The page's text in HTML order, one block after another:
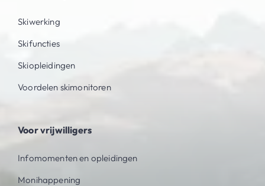
Skiwerking
Skifuncties
Skiopleidingen
Voordelen skimonitoren
Voor vrijwilligers
Infomomenten en opleidingen
Monihappening